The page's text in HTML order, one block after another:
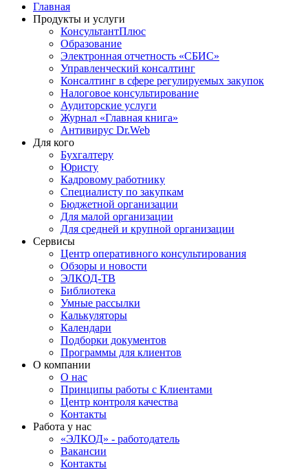
Главная
Продукты и услуги
КонсультантПлюс
Образование
Электронная отчетность «СБИС»
Управленческий консалтинг
Консалтинг в сфере регулируемых закупок
Налоговое консультирование
Аудиторские услуги
Журнал «Главная книга»
Антивирус Dr.Web
Для кого
Бухгалтеру
Юристу
Кадровому работнику
Специалисту по закупкам
Бюджетной организации
Для малой организации
Для средней и крупной организации
Сервисы
Центр оперативного консультирования
Обзоры и новости
ЭЛКОД-ТВ
Библиотека
Умные рассылки
Калькуляторы
Календари
Подборки документов
Программы для клиентов
О компании
О нас
Принципы работы с Клиентами
Центр контроля качества
Контакты
Работа у нас
«ЭЛКОД» - работодатель
Вакансии
Контакты